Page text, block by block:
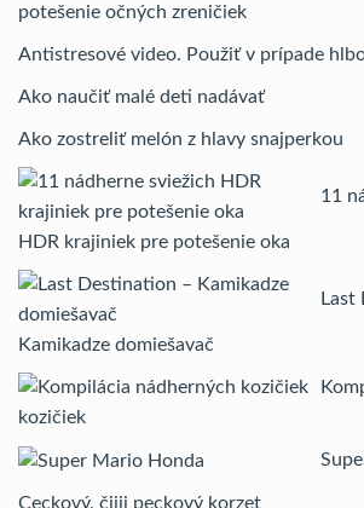
potešenie očných zreničiek
Antistresové video. Použiť v prípade
Ako naučiť malé deti nadávať
Ako zostreliť melón z hlavy snajperkou
11
HDR krajiniek pre potešenie oka
Last
Kamikadze domiešavač
kozičiek
Ceckový, čiiii peckový korzet